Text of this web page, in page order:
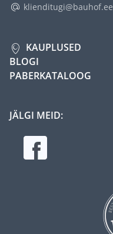
klienditugi@bauhof.ee
KAUPLUSED
BLOGI
PABERKATALOOG
JÄLGI MEID: